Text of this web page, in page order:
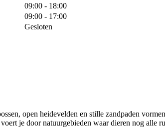
09:00 - 18:00
09:00 - 17:00
Gesloten
open heidevelden en stille zandpaden
je door natuurgebieden waar dieren nog alle